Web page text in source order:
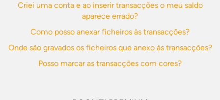
Criei uma conta e ao inserir transacções o meu saldo
aparece errado?
Como posso anexar ficheiros às transacções?
Onde são gravados os ficheiros que anexo às transacções?
Posso marcar as transacções com cores?